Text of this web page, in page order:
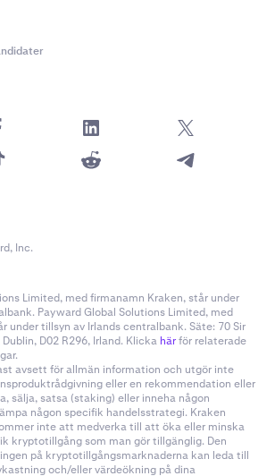
Inc.
Limited, med firmanamn Kraken, står under
Payward Global Solutions Limited, med
under tillsyn av Irlands centralbank. Säte: 70 Sir
Dublin, D02 R296, Irland. Klicka härför relaterade
avsett för allmän information och utgör inte
eller en rekommendation eller
sälja, satsa (staking) eller inneha någon
någon specifik handelsstrategi. Kraken
inte att medverka till att öka eller minska
kryptotillgång som man gör tillgänglig. Den
på kryptotillgångsmarknaderna kan leda till
och/eller värdeökning på dina